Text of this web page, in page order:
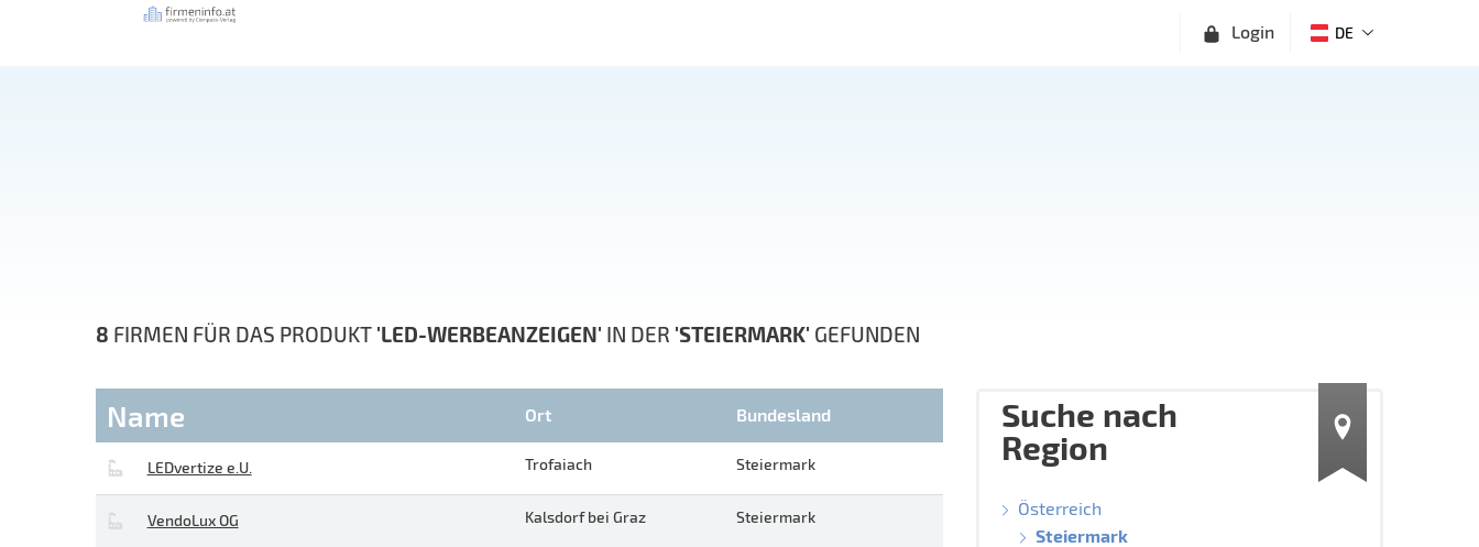
Login DE
8 FIRMEN FÜR DAS PRODUKT 'LED-WERBEANZEIGEN' IN DER 'STEIERMARK' GEFUNDEN
Name Ort Bundesland
LEDvertize e.U. Trofaiach Steiermark
VendoLux OG Kalsdorf bei Graz Steiermark
Suche nach
Region
Österreich
Steiermark